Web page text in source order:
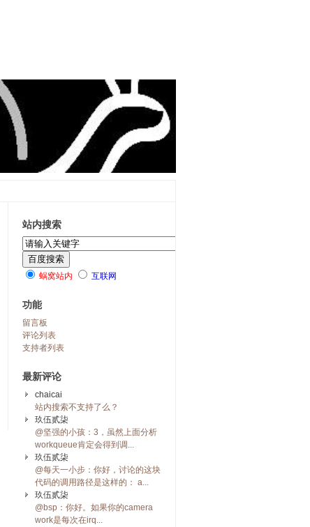
站内搜索
蜗窝站内 互联网
功能
留言板
评论列表
支持者列表
最新评论
chaicai
站内搜索不支持了么？
玖伍贰柒
@坚强的小孩：3，虽然上面分析
workqueue肯定会得到调...
玖伍贰柒
@每天一小步：你好，讨论的这块
代码的调用路径是这样的： a...
玖伍贰柒
@bsp：你好。如果你的camera
work是每次在irq...